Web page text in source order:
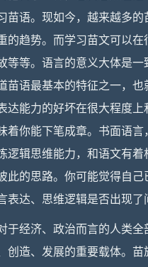
语。现如今，越来越多
趋势。而学习苗文可以
等。语言的意义大体是
语最基本的特征之一，
能力的好坏在很大程度
你能下笔成章。书面语
辑思维能力，和语文有
的思路。你可能觉得自
达、思维逻辑是否出现了
经济、政治而言的人类
造、发展的重要载体。